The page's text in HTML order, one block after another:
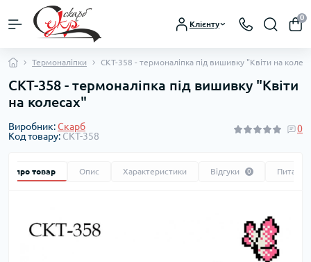
Клієнту
0
Термоналіпки СКТ-358 - термоналіпка під вишивку "Квіти на
СКТ-358 - термоналіпка під вишивку "Квіти
на колесах"
Виробник:Скарб
Код товару: СКТ-358
0
про товар Опис Характеристики Відгуки 0 Питання